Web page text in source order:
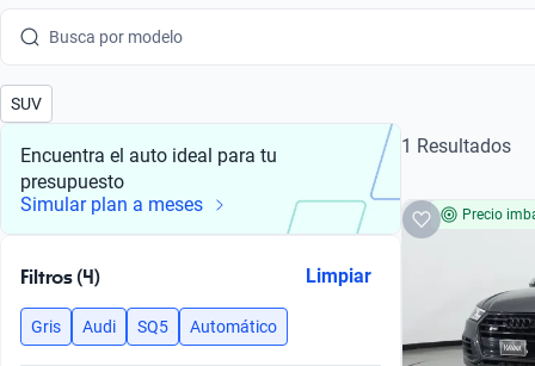
Busca por modelo
Busca por versión
Busca por marca
Busca por año
SUV
Encuentra el auto ideal para tu
presupuesto
Simular plan a meses
Filtros (4) Limpiar
Gris Audi SQ5 Automático
1 Resultados
Precio